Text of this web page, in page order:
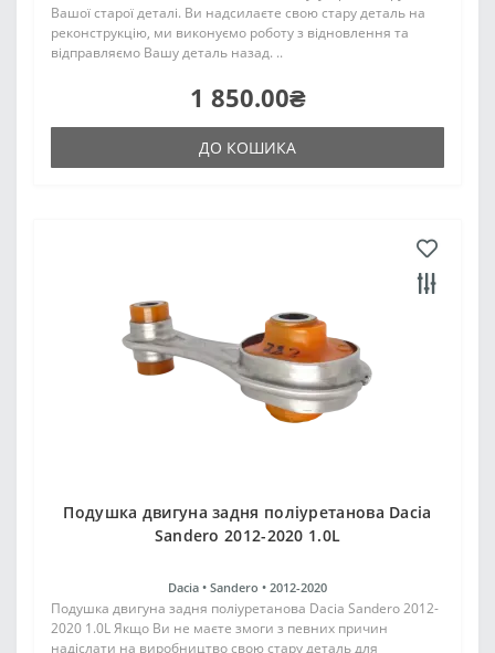
Вашої старої деталі. Ви надсилаєте свою стару деталь на
реконструкцію, ми виконуємо роботу з відновлення та
відправляємо Вашу деталь назад. ..
1 850.00₴
ДО КОШИКА
Подушка двигуна задня поліуретанова Dacia
Sandero 2012-2020 1.0L
Dacia • Sandero • 2012-2020
Подушка двигуна задня поліуретанова Dacia Sandero 2012-
2020 1.0L Якщо Ви не маєте змоги з певних причин
надіслати на виробництво свою стару деталь для